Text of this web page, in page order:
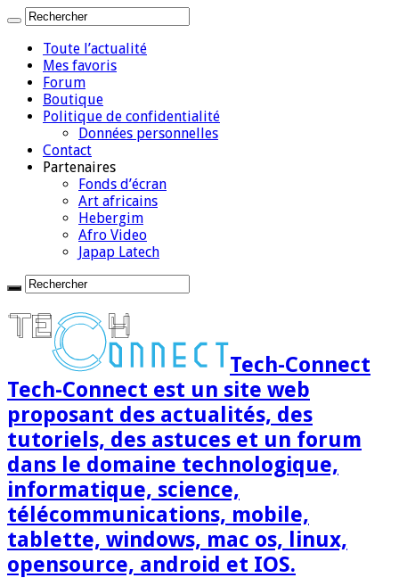
Toute l’actualité
Mes favoris
Forum
Boutique
Politique de confidentialité
Données personnelles
Contact
Partenaires
Fonds d’écran
Art africains
Hebergim
Afro Video
Japap Latech
Tech-Connect
Tech-Connect est un site web
proposant des actualités, des
tutoriels, des astuces et un forum
dans le domaine technologique,
informatique, science,
télécommunications, mobile,
tablette, windows, mac os, linux,
opensource, android et IOS.